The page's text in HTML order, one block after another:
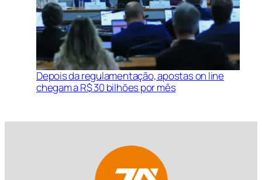
Depois da regulamentação, apostas on line
chegam a R$ 30 bilhões por mês